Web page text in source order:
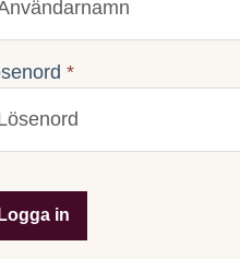
*
in